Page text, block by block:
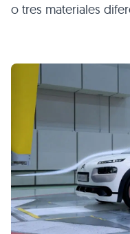
o tres materiales